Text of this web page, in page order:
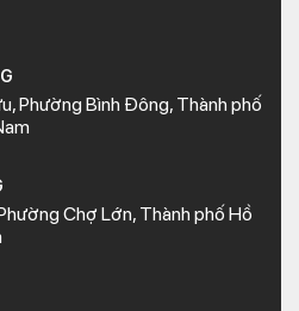
Phường Bình Đông, Thành phố
Chợ Lớn, Thành phố Hồ